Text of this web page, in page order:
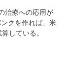
治療への応用が
クを作れば、米
している。